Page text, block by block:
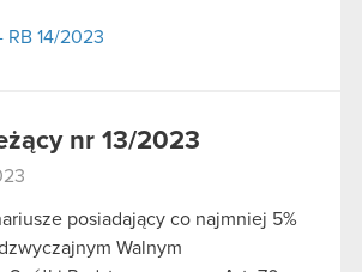
RB 14/2023
nr 13/2023
posiadający co najmniej 5%
Walnym